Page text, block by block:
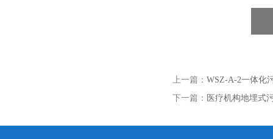
上一篇： WSZ-A-2一体化
下一篇： 医疗机构地埋式